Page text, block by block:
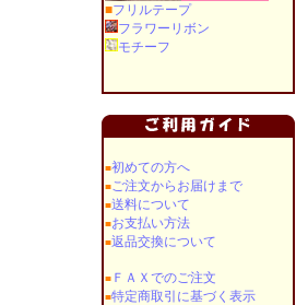
■フリルテープ
フラワーリボン
モチーフ
■初めての方へ
■ご注文からお届けまで
■送料について
■お支払い方法
■返品交換について
■ＦＡＸでのご注文
■特定商取引に基づく表示